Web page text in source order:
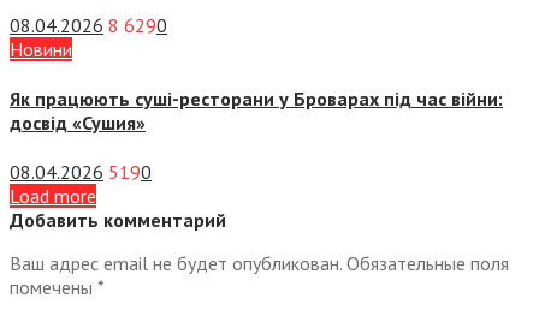
08.04.2026 8 6290
Новини
Як працюють суші-ресторани у Броварах під час війни:
досвід «Сушия»
08.04.2026 5190
Load more
Добавить комментарий
Ваш адрес email не будет опубликован. Обязательные поля
помечены *